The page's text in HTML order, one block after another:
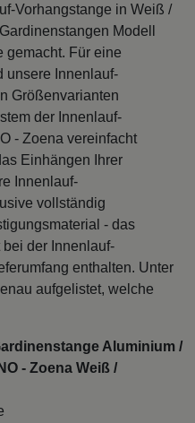
Vorhangstange in Weiß /
Modell
gemacht. Für eine
unsere Innenlauf-
Größenvarianten
der Innenlauf-
- Zoena vereinfacht
Einhängen Ihrer
Innenlauf-
vollständig
- das
der Innenlauf-
enthalten. Unter
aufgelistet, welche
Aluminium /
- Zoena Weiß /